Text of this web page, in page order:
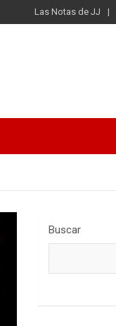
Las Notas de JJ
Buscar